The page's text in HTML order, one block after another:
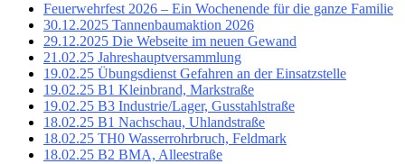
Feuerwehrfest 2026 – Ein Wochenende für die ganze Familie
30.12.2025 Tannenbaumaktion 2026
29.12.2025 Die Webseite im neuen Gewand
21.02.25 Jahreshauptversammlung
19.02.25 Übungsdienst Gefahren an der Einsatzstelle
19.02.25 B1 Kleinbrand, Markstraße
19.02.25 B3 Industrie/Lager, Gusstahlstraße
18.02.25 B1 Nachschau, Uhlandstraße
18.02.25 TH0 Wasserrohrbruch, Feldmark
18.02.25 B2 BMA, Alleestraße